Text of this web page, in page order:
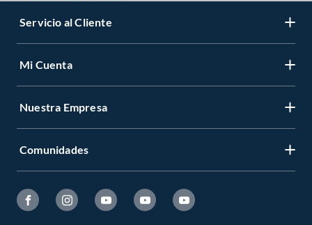
Servicio al Cliente
Mi Cuenta
Nuestra Empresa
Comunidades